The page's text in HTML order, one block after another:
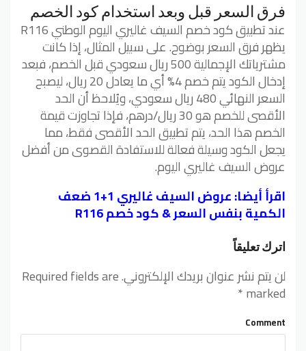
فرق السعر قبل وبعد استخدام كود الخصم
عند تطبيق كود خصم السيف غاليري اليوم الوطني R116
يظهر فرق السعر بوضوح. على سبيل المثال، إذا كانت
مشترياتك الإجمالية 500 ريال سعودي قبل الخصم، فبعد
إدخال الكود يتم خصم 4% أي ما يعادل 20 ريال، ليصبح
السعر النهائي 480 ريال سعودي، ويُلاحظ أن الحد
الأقصى للخصم هو 30 ريال/درهم، فإذا تجاوزت قيمة
الخصم هذا الحد، يتم تطبيق الحد الأقصى فقط، مما
يجعل الكود وسيلة فعالة للاستفادة القصوى من أفضل
عروض السيف غاليري اليوم.
اقرأ أيضا:
عروض السيف غاليري 1+1 ضعف
الكمية بنفس السعر & كود خصم R116
اترك تعليقاً
لن يتم نشر عنوان بريدك الإلكتروني.Required fields are
marked
*
Comment